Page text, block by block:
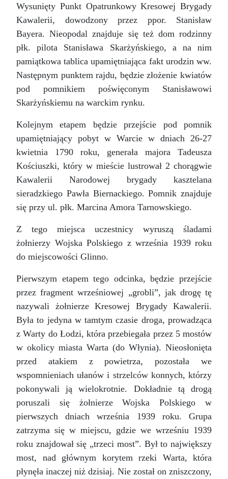
Wysunięty Punkt Opatrunkowy Kresowej Brygady
Kawalerii, dowodzony przez ppor. Stanisław
Bayera. Nieopodal znajduje się też dom rodzinny
płk. pilota Stanisława Skarżyńskiego, a na nim
pamiątkowa tablica upamiętniająca fakt urodzin ww.
Następnym punktem rajdu, będzie złożenie kwiatów
pod pomnikiem poświęconym Stanisławowi
Skarżyńskiemu na warckim rynku.
Kolejnym etapem będzie przejście pod pomnik
upamiętniający pobyt w Warcie w dniach 26-27
kwietnia 1790 roku, generała majora Tadeusza
Kościuszki, który w mieście lustrował 2 chorągwie
Kawalerii Narodowej brygady kasztelana
sieradzkiego Pawła Biernackiego. Pomnik znajduje
się przy ul. płk. Marcina Amora Tarnowskiego.
Z tego miejsca uczestnicy wyruszą śladami
żołnierzy Wojska Polskiego z września 1939 roku
do miejscowości Glinno.
Pierwszym etapem tego odcinka, będzie przejście
przez fragment wrześniowej „grobli”, jak drogę tę
nazywali żołnierze Kresowej Brygady Kawalerii.
Była to jedyna w tamtym czasie droga, prowadząca
z Warty do Łodzi, która przebiegała przez 5 mostów
w okolicy miasta Warta (do Włynia). Nieosłonięta
przed atakiem z powietrza, pozostała we
wspomnieniach ułanów i strzelców konnych, którzy
pokonywali ją wielokrotnie. Dokładnie tą drogą
poruszali się żołnierze Wojska Polskiego w
pierwszych dniach września 1939 roku. Grupa
zatrzyma się w miejscu, gdzie we wrześniu 1939
roku znajdował się „trzeci most”. Był to największy
most, nad głównym korytem rzeki Warta, która
płynęła inaczej niż dzisiaj. Nie został on zniszczony,